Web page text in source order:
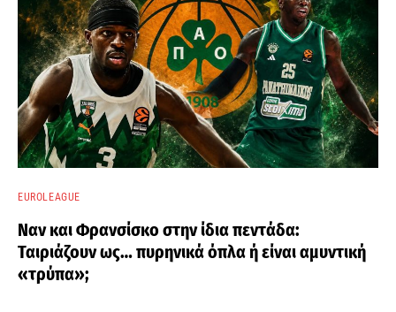
EUROLEAGUE
Ναν και Φρανσίσκο στην ίδια πεντάδα:
Ταιριάζουν ως… πυρηνικά όπλα ή είναι αμυντική
«τρύπα»;